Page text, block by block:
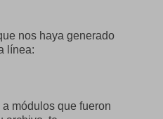
nos haya generado
línea:
a módulos que fueron